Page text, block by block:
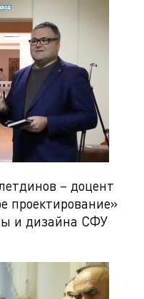
– доцент
проектирование»
и дизайна СФУ